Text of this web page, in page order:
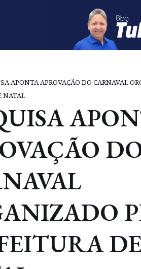
APONTA APROVAÇÃO DO CARNAVAL
NATAL
DE